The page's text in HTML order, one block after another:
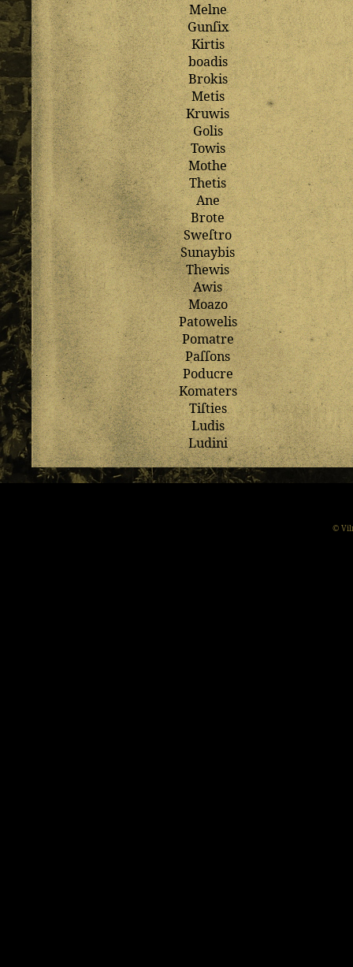
Melne
Gunſix
Kirtis
boadis
Brokis
Metis
Kruwis
Golis
Towis
Mothe
Thetis
Ane
Brote
Sweſtro
Sunaybis
Thewis
Awis
Moazo
Patowelis
Pomatre
Paſſons
Poducre
Komaters
Tiſties
Ludis
Ludini
©